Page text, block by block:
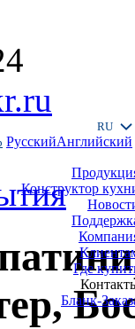
RU
РусскийАнглийский
Конструктор
Где
Бланк-